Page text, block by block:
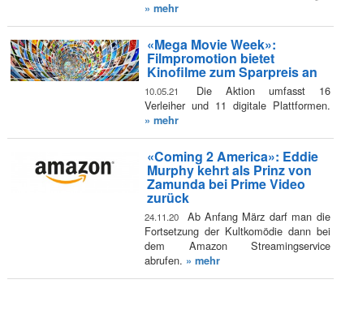
» mehr
«Mega Movie Week»:
Filmpromotion bietet
Kinofilme zum Sparpreis an
10.05.21
Die Aktion umfasst 16
Verleiher und 11 digitale Plattformen.
» mehr
«Coming 2 America»: Eddie
Murphy kehrt als Prinz von
Zamunda bei Prime Video
zurück
24.11.20
Ab Anfang März darf man die
Fortsetzung der Kultkomödie dann bei
dem Amazon Streamingservice
abrufen. » mehr